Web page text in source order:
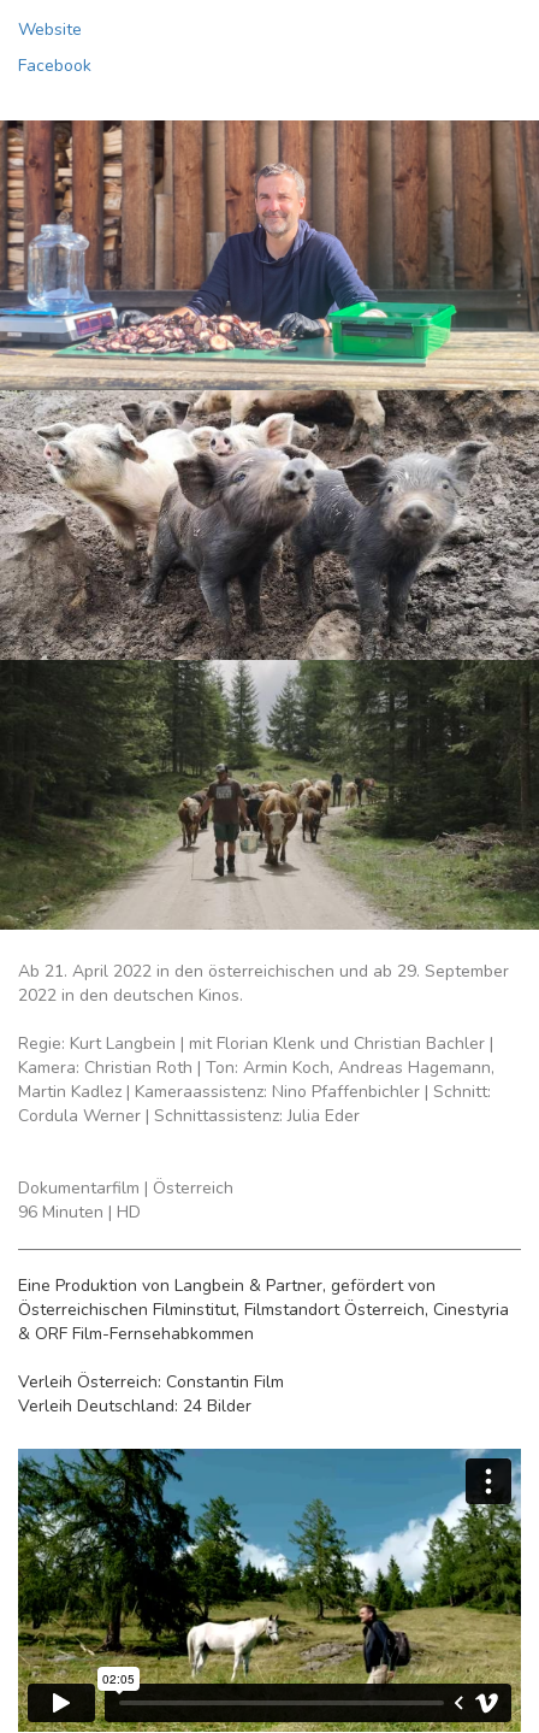
Website
Facebook
Ab 21. April 2022 in den österreichischen und ab 29. September
2022 in den deutschen Kinos.
Regie: Kurt Langbein | mit Florian Klenk und Christian Bachler |
Kamera: Christian Roth | Ton: Armin Koch, Andreas Hagemann,
Martin Kadlez | Kameraassistenz: Nino Pfaffenbichler | Schnitt:
Cordula Werner | Schnittassistenz: Julia Eder
Dokumentarfilm | Österreich
96 Minuten | HD
Eine Produktion von Langbein & Partner, gefördert von
Österreichischen Filminstitut, Filmstandort Österreich, Cinestyria
& ORF Film-Fernsehabkommen
Verleih Österreich: Constantin Film
Verleih Deutschland: 24 Bilder